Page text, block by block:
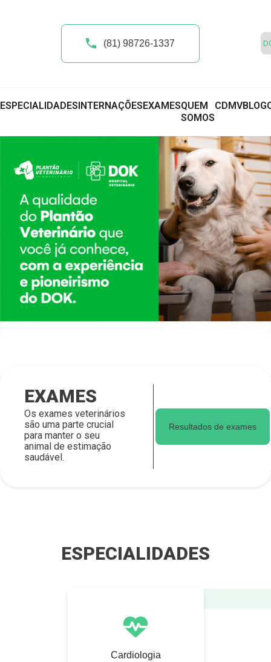
(81) 98726-1337
ESPECIALIDADESINTERNAÇÕESEXAMESQUEM
SOMOS
CDMVBLOG
EXAMES
Os exames veterinários
são uma parte crucial
para manter o seu
animal de estimação
saudável.
Resultados de exames
ESPECIALIDADES
Cardiologia